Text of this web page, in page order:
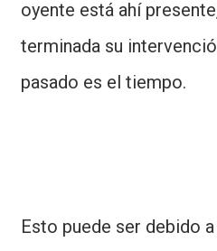
oyente está ahí
terminada su
pasado es el tiempo.
Esto puede ser debido